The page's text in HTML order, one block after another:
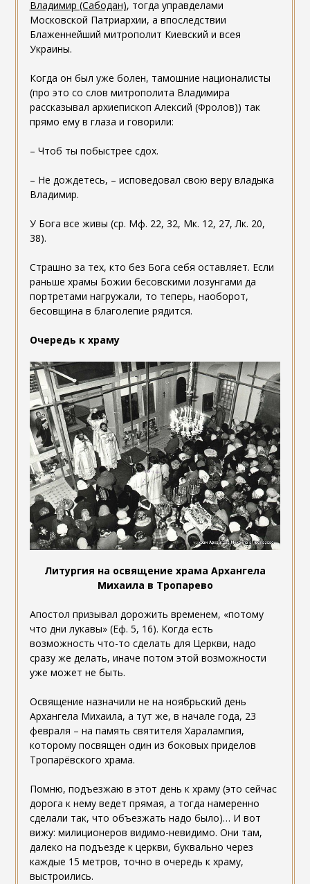
Владимир (Сабодан), тогда управделами
Московской Патриархии, а впоследствии
Блаженнейший митрополит Киевский и всея
Украины.
Когда он был уже болен, тамошние националисты
(про это со слов митрополита Владимира
рассказывал архиепископ Алексий (Фролов)) так
прямо ему в глаза и говорили:
– Чтоб ты побыстрее сдох.
– Не дождетесь, – исповедовал свою веру владыка
Владимир.
У Бога все живы (ср. Мф. 22, 32, Мк. 12, 27, Лк. 20,
38).
Страшно за тех, кто без Бога себя оставляет. Если
раньше храмы Божии бесовскими лозунгами да
портретами нагружали, то теперь, наоборот,
бесовщина в благолепие рядится.
Очередь к храму
Литургия на освящение храма Архангела
Михаила в Тропарево
Апостол призывал дорожить временем, «потому
что дни лукавы» (Еф. 5, 16). Когда есть
возможность что-то сделать для Церкви, надо
сразу же делать, иначе потом этой возможности
уже может не быть.
Освящение назначили не на ноябрьский день
Архангела Михаила, а тут же, в начале года, 23
февраля – на память святителя Харалампия,
которому посвящен один из боковых приделов
Тропарёвского храма.
Помню, подъезжаю в этот день к храму (это сейчас
дорога к нему ведет прямая, а тогда намеренно
сделали так, что объезжать надо было)… И вот
вижу: милиционеров видимо-невидимо. Они там,
далеко на подъезде к церкви, буквально через
каждые 15 метров, точно в очередь к храму,
выстроились.